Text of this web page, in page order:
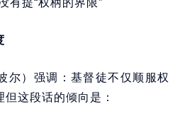
有提“权柄的界限”
尔）强调：基督徒不仅顺服权
这段话的倾向是：